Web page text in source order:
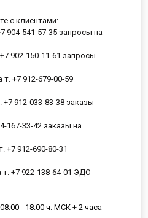
с клиентами:
904-541-57-35 запросы на
902-150-11-61 запросы
+7 912-679-00-59
912-033-83-38 заказы
167-33-42 заказы на
+7 912-690-80-31
+7 922-138-64-01 ЭДО
- 18.00 ч. МСК + 2 часа